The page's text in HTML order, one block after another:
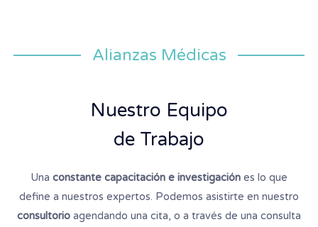
Alianzas Médicas
Nuestro Equipo
de Trabajo
Una constante capacitación e investigación es lo que
define a nuestros expertos. Podemos asistirte en nuestro
consultorio agendando una cita, o a través de una consulta